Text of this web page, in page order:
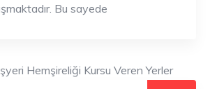
Bu sayede